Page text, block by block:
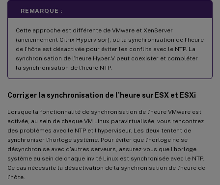
REMARQUE :
Cette approche est différente de VMware et XenServer
(anciennement Citrix Hypervisor), où la synchronisation de l’heure
de l’hôte est désactivée pour éviter les conflits avec le NTP. La
synchronisation de l’heure Hyper-V peut coexister et compléter
la synchronisation de l’heure NTP.
Corriger la synchronisation de l’heure sur ESX et ESXi
Lorsque la fonctionnalité de synchronisation de l’heure VMware est
activée, au sein de chaque VM Linux paravirtualisée, vous rencontrez
des problèmes avec le NTP et l’hyperviseur. Les deux tentent de
synchroniser l’horloge système. Pour éviter que l’horloge ne se
désynchronise avec d’autres serveurs, assurez-vous que l’horloge
système au sein de chaque invité Linux est synchronisée avec le NTP.
Ce cas nécessite la désactivation de la synchronisation de l’heure de
l’hôte.